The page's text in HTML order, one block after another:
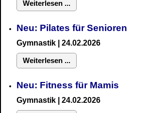
Weiterlesen ...
Neu: Pilates für Senioren
Gymnastik | 24.02.2026
Weiterlesen ...
Neu: Fitness für Mamis
Gymnastik | 24.02.2026